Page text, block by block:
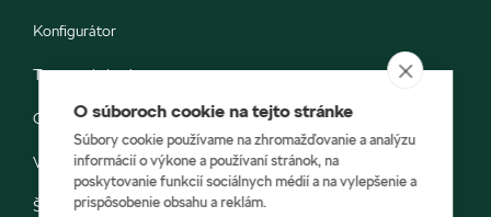
Konfigurátor
Testovacia jazda
Objednávka do servisu
Vozidlá ihneď k odberu
Škoda E-shop
O súboroch cookie na tejto stránke
Súbory cookie používame na zhromažďovanie a analýzu
informácií o výkone a používaní stránok, na
poskytovanie funkcií sociálnych médií a na vylepšenie a
prispôsobenie obsahu a reklám.